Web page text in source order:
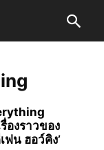
องราวของ
ฟน ฮอว์คิง’